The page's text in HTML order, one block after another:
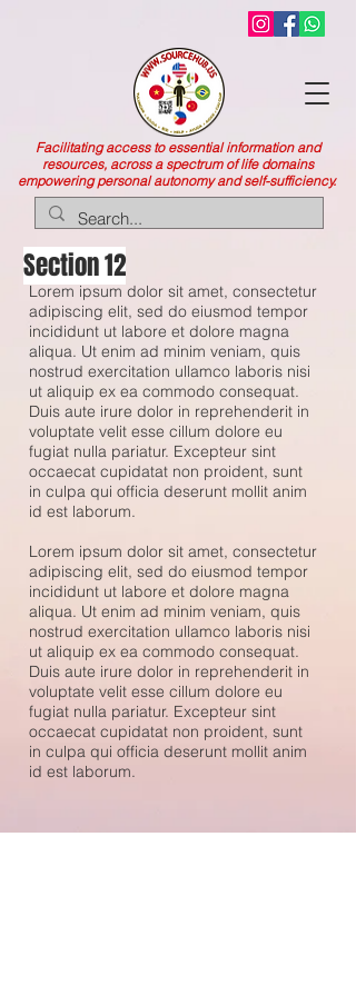
Facilitating access to essential information and
resources, across a spectrum of life domains
empowering personal autonomy and self-sufficiency.
Section 12
Lorem ipsum dolor sit amet, consectetur
adipiscing elit, sed do eiusmod tempor
incididunt ut labore et dolore magna
aliqua. Ut enim ad minim veniam, quis
nostrud exercitation ullamco laboris nisi
ut aliquip ex ea commodo consequat.
Duis aute irure dolor in reprehenderit in
voluptate velit esse cillum dolore eu
fugiat nulla pariatur. Excepteur sint
occaecat cupidatat non proident, sunt
in culpa qui officia deserunt mollit anim
id est laborum.
Lorem ipsum dolor sit amet, consectetur
adipiscing elit, sed do eiusmod tempor
incididunt ut labore et dolore magna
aliqua. Ut enim ad minim veniam, quis
nostrud exercitation ullamco laboris nisi
ut aliquip ex ea commodo consequat.
Duis aute irure dolor in reprehenderit in
voluptate velit esse cillum dolore eu
fugiat nulla pariatur. Excepteur sint
occaecat cupidatat non proident, sunt
in culpa qui officia deserunt mollit anim
id est laborum.